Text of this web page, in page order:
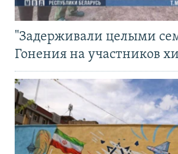
"Задерживали целыми
Гонения на участников